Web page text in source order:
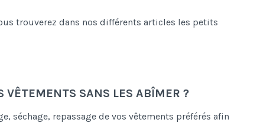
trouverez dans nos différents articles les petits
VÊTEMENTS SANS LES ABÎMER ?
séchage, repassage de vos vêtements préférés afin